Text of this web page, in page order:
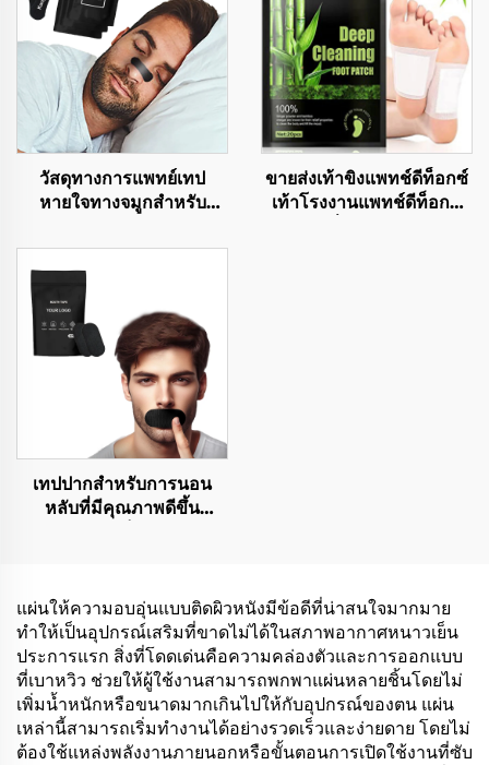
วัสดุทางการแพทย์เทป
หายใจทางจมูกสำหรับ
สำหรับบรรเทาการกรนและ
ช่วยการหายใจทางจมูก
ขายส่งเท้าขิงแพทช์ดีท็อกซ์
เท้าโรงงานแพทช์ดีท็อกซ์
เทปปากสำหรับการนอน
หลับที่มีคุณภาพดีขึ้น
แผ่นให้ความอบอุ่นแบบติดผิวหนังมีข้อดีที่น่าสนใจมากมาย
ทำให้เป็นอุปกรณ์เสริมที่ขาดไม่ได้ในสภาพอากาศหนาวเย็น
ประการแรก สิ่งที่โดดเด่นคือความคล่องตัวและการออกแบบ
ที่เบาหวิว ช่วยให้ผู้ใช้งานสามารถพกพาแผ่นหลายชิ้นโดยไม่
เพิ่มน้ำหนักหรือขนาดมากเกินไปให้กับอุปกรณ์ของตน แผ่น
เหล่านี้สามารถเริ่มทำงานได้อย่างรวดเร็วและง่ายดาย โดยไม่
ต้องใช้แหล่งพลังงานภายนอกหรือขั้นตอนการเปิดใช้งานที่ซับ